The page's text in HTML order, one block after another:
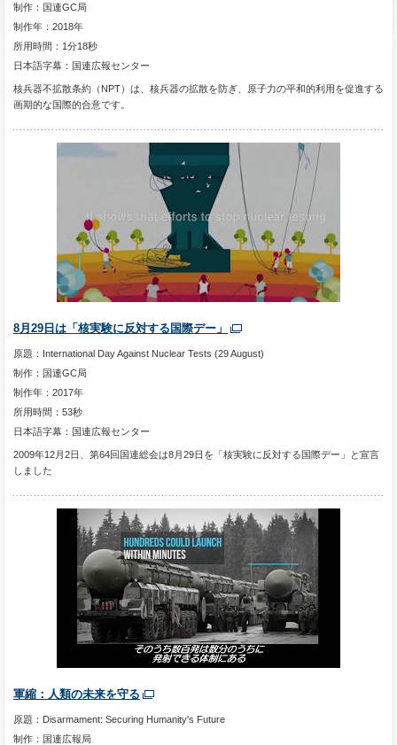
制作：国連GC局
制作年：2018年
所用時間：1分18秒
日本語字幕：国連広報センター
核兵器不拡散条約（NPT）は、核兵器の拡散を防ぎ、原子力の平和的利用を促進する
画期的な国際的合意です。
8月29日は「核実験に反対する国際デー」
原題：International Day Against Nuclear Tests (29 August)
制作：国連GC局
制作年：2017年
所用時間：53秒
日本語字幕：国連広報センター
2009年12月2日、第64回国連総会は8月29日を「核実験に反対する国際デー」と宣言
しました
軍縮：人類の未来を守る
原題：Disarmament: Securing Humanity's Future
制作：国連広報局